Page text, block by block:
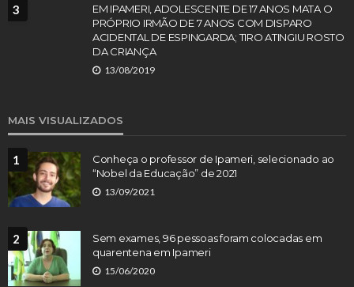
3
EM IPAMERI, ADOLESCENTE DE 17 ANOS MATA O
PRÓPRIO IRMÃO DE 7 ANOS COM DISPARO
ACIDENTAL DE ESPINGARDA; TIRO ATINGIU ROSTO
DA CRIANÇA
13/08/2019
MAIS VISUALIZADOS
1
Conheça o professor de Ipameri, selecionado ao
“Nobel da Educação” de 2021
13/09/2021
2
Sem exames, 96 pessoas foram colocadas em
quarentena em Ipameri
15/06/2020